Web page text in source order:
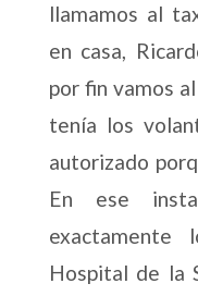
llamamos al
en casa,
por fin vamos
tenía los
autorizado
En ese
Hospital de la